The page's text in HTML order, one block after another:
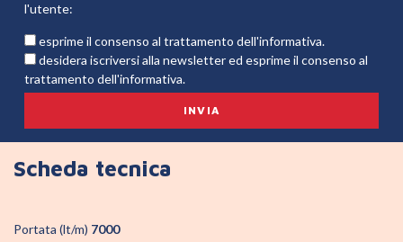
Scheda tecnica
Portata (lt/m) 7000
l'utente:
esprime il consenso al trattamento dell'informativa.
desidera iscriversi alla newsletter ed esprime il consenso al
trattamento dell'informativa.